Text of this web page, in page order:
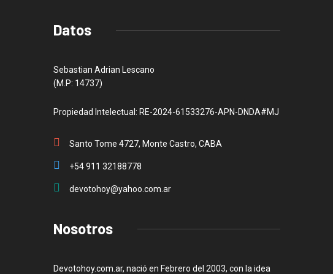
Datos
Sebastian Adrian Lescano
(M.P: 14737)
Propiedad Intelectual: RE-2024-61533276-APN-DNDA#MJ
Santo Tome 4727, Monte Castro, CABA
+54 911 32188778
devotohoy@yahoo.com.ar
Nosotros
Devotohoy.com.ar, nació en Febrero del 2003, con la idea